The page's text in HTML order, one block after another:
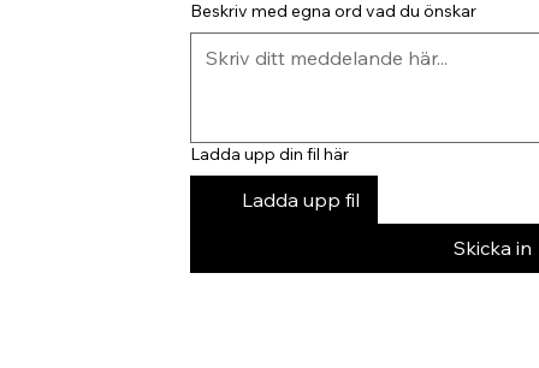
Beskriv med egna ord vad du önskar
Ladda upp din fil här
Ladda upp fil
Skicka in